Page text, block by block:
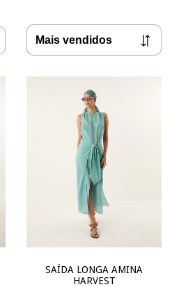
SAÍDA LONGA AMINA
HARVEST